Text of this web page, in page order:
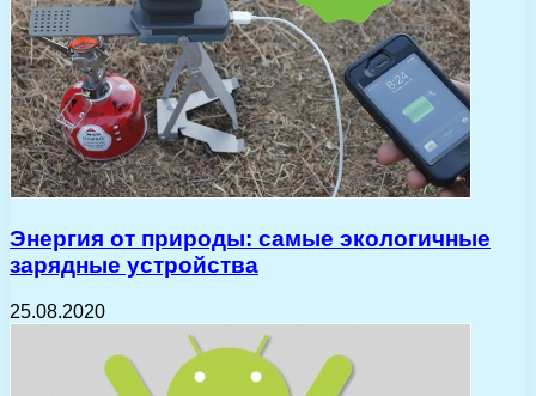
Энергия от природы: самые экологичные
зарядные устройства
25.08.2020